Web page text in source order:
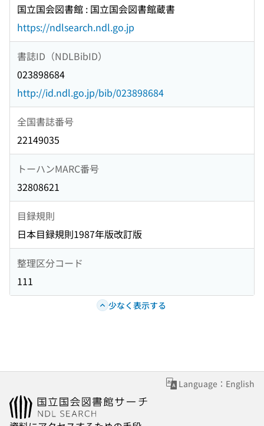
国立国会図書館 : 国立国会図書館蔵書
https://ndlsearch.ndl.go.jp
書誌ID（NDLBibID）
023898684
http://id.ndl.go.jp/bib/023898684
全国書誌番号
22149035
トーハンMARC番号
32808621
目録規則
日本目録規則1987年版改訂版
整理区分コード
111
少なく表示する
Language：English